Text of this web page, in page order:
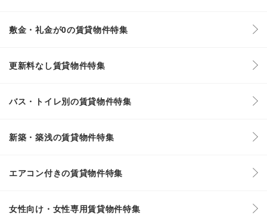
敷金・礼金が0の賃貸物件特集
更新料なし賃貸物件特集
バス・トイレ別の賃貸物件特集
新築・築浅の賃貸物件特集
エアコン付きの賃貸物件特集
女性向け・女性専用賃貸物件特集